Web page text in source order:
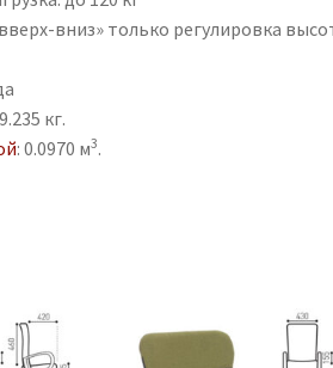
вниз» только регулировка
кг.
: 0.0970 м3.